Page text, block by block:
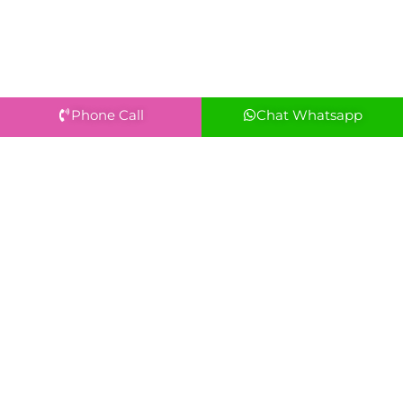
Phone Call Chat Whatsapp